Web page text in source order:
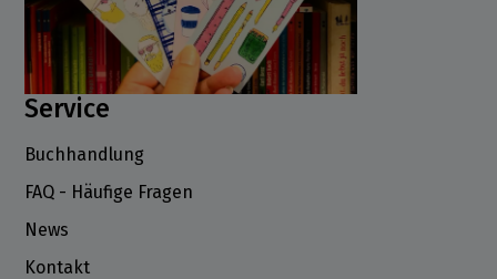
Service
Buchhandlung
FAQ - Häufige Fragen
News
Kontakt